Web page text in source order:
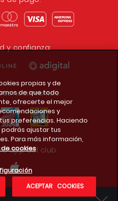
y confianza:
app del club
propias y de
de que todo
ofrecerte el mejor
y
preferencias. Haciendo
podrás ajustar tus
Para más información,
cookies
ACEPTAR COOKIES